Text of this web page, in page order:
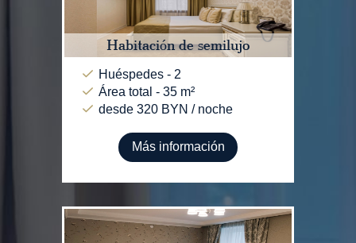
Habitación de semilujo
Huéspedes - 2
Área total - 35 m²
desde 320 BYN / noche
Más información